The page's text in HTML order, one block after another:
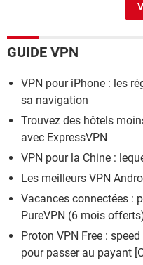
GUIDE VPN
VPN pour iPhone : les
sa navigation
Trouvez des hôtels
avec ExpressVPN
VPN pour la Chine :
Les meilleurs VPN
Vacances connectées :
PureVPN (6 mois
Proton VPN Free :
pour passer au payant